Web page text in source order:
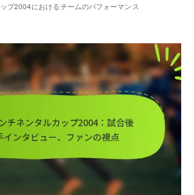
プ2004におけるチームのパフォーマンス